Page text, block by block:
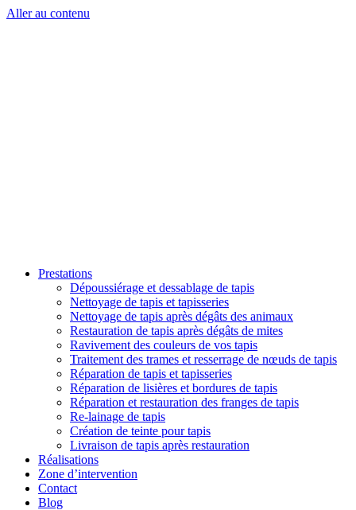
Aller au contenu
Prestations
Dépoussiérage et dessablage de tapis
Nettoyage de tapis et tapisseries
Nettoyage de tapis après dégâts des animaux
Restauration de tapis après dégâts de mites
Ravivement des couleurs de vos tapis
Traitement des trames et resserrage de nœuds de tapis
Réparation de tapis et tapisseries
Réparation de lisières et bordures de tapis
Réparation et restauration des franges de tapis
Re-lainage de tapis
Création de teinte pour tapis
Livraison de tapis après restauration
Réalisations
Zone d’intervention
Contact
Blog